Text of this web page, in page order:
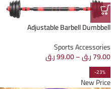
Adjustable Barbell Dumbbell
Sports Accessories
79.00ر.ق–
99.00ر.ق
-23%
New Price